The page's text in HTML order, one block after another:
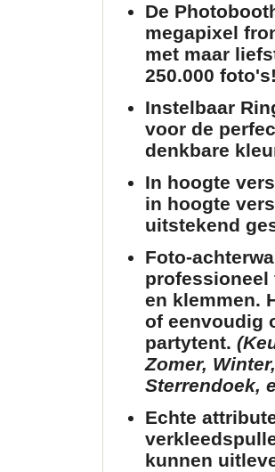
De
megapixel
met maar
250.000
Instelbaar
voor de
denkbare
In hoogte
in hoogte
uitstekend
Foto-
professioneel
en klemmen.
of eenvoudig
partytent.
Zomer,
Sterrendoek,
Echte
kunnen